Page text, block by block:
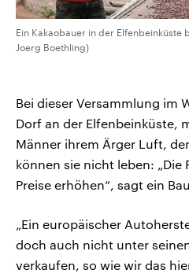
Ein Kakaobauer in der
Joerg Boethling)
Bei dieser Versammlung im
Dorf an der Elfenbeinküste,
Männer ihrem Ärger Luft,
können sie nicht leben: „Die
Preise erhöhen“, sagt ein
„Ein europäischer
doch auch nicht unter
verkaufen, so wie wir das